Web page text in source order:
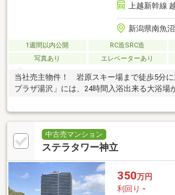
上越新幹線
新潟県南魚
1週間以内公開 RC造SRC造
写真あり
エレベーターあり
当社売主物件！ 岩原スキー場まで徒歩5分
プラザ湯沢」には、24時間入浴出来る大浴場
中古売マンション
ステラタワー神立
350万円
利回り -